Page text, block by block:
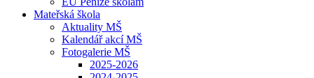
Mateřská škola
Aktuality MŠ
Kalendář akcí MŠ
Fotogalerie MŠ
2025-2026